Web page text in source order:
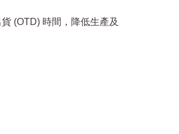
(OTD) 時間，降低生產及